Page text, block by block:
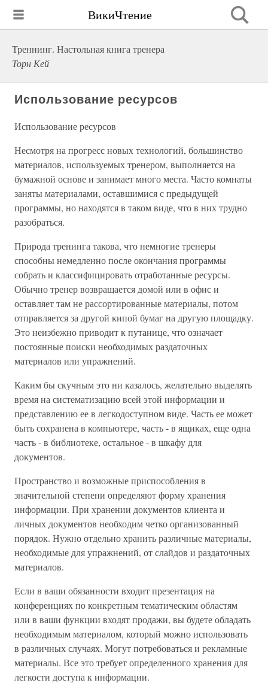
ВикиЧтение
Треннинг. Настольная книга тренера
Торн Кей
Использование ресурсов
Использование ресурсов
Несмотря на прогресс новых технологий, большинство
материалов, используемых тренером, выполняется на
бумажной основе и занимает много места. Часто комнаты
заняты материалами, оставшимися с предыдущей
программы, но находятся в таком виде, что в них трудно
разобраться.
Природа тренинга такова, что немногие тренеры
способны немедленно после окончания программы
собрать и классифицировать отработанные ресурсы.
Обычно тренер возвращается домой или в офис и
оставляет там не рассортированные материалы, потом
отправляется за другой кипой бумаг на другую площадку.
Это неизбежно приводит к путанице, что означает
постоянные поиски необходимых раздаточных
материалов или упражнений.
Каким бы скучным это ни казалось, желательно выделять
время на систематизацию всей этой информации и
представлению ее в легкодоступном виде. Часть ее может
быть сохранена в компьютере, часть - в ящиках, еще одна
часть - в библиотеке, остальное - в шкафу для
документов.
Пространство и возможные приспособления в
значительной степени определяют форму хранения
информации. При хранении документов клиента и
личных документов необходим четко организованный
порядок. Нужно отдельно хранить различные материалы,
необходимые для упражнений, от слайдов и раздаточных
материалов.
Если в ваши обязанности входит презентация на
конференциях по конкретным тематическим областям
или в ваши функции входят продажи, вы будете обладать
необходимым материалом, который можно использовать
в различных случаях. Могут потребоваться и рекламные
материалы. Все это требует определенного хранения для
легкости доступа к информации.